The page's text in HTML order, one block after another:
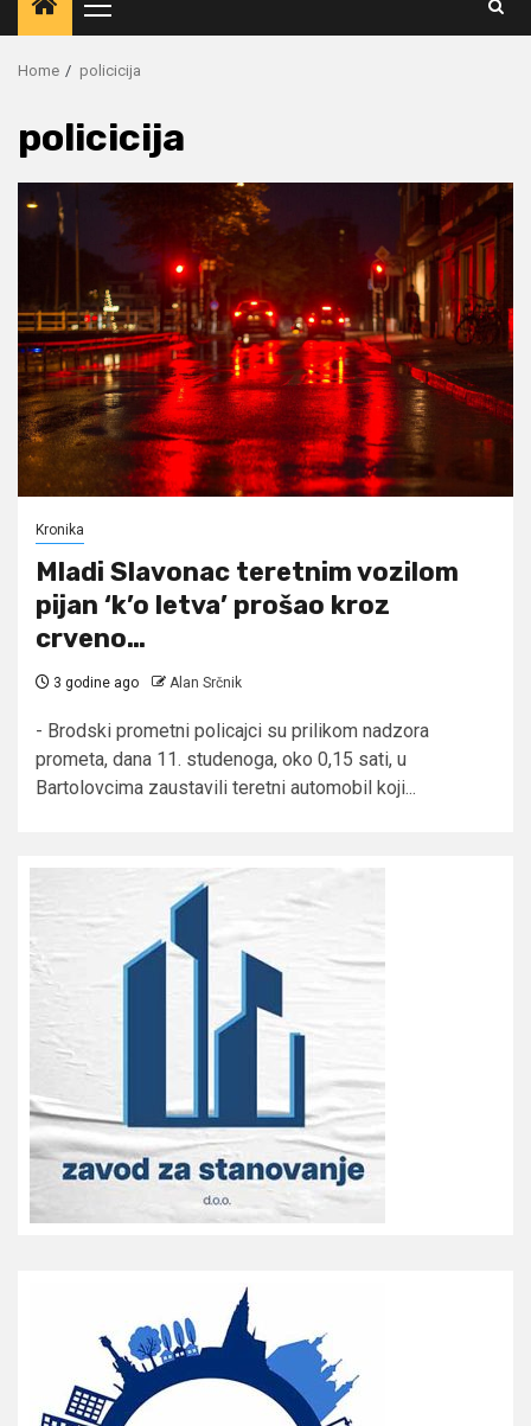
Primary
Menu
Home policicija
policicija
Kronika
Mladi Slavonac teretnim vozilom
pijan ‘k’o letva’ prošao kroz
crveno…
3 godine ago Alan Srčnik
- Brodski prometni policajci su prilikom nadzora
prometa, dana 11. studenoga, oko 0,15 sati, u
Bartolovcima zaustavili teretni automobil koji...